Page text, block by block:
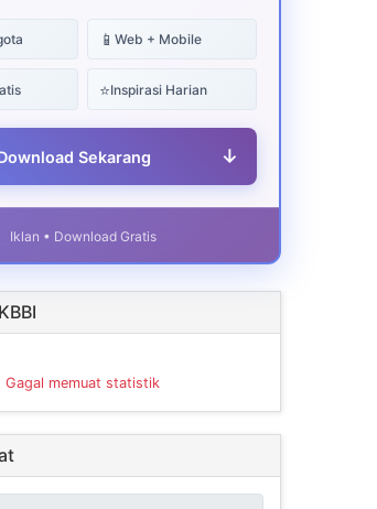
📱 Web + Mobile
⭐Inspirasi Harian
Sekarang ↓
Iklan • Download Gratis
Gagal memuat statistik